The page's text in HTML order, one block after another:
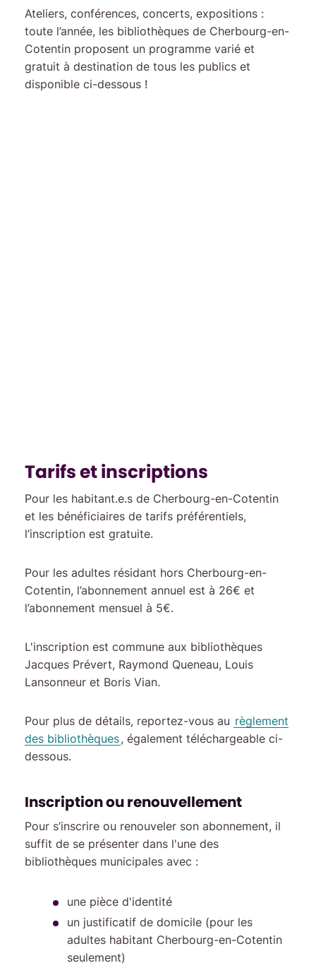
Ateliers, conférences, concerts, expositions :
toute l’année, les bibliothèques de Cherbourg-en-
Cotentin proposent un programme varié et
gratuit à destination de tous les publics et
disponible ci-dessous !
Tarifs et inscriptions
Pour les habitant.e.s de Cherbourg-en-Cotentin
et les bénéficiaires de tarifs préférentiels,
l’inscription est gratuite.
Pour les adultes résidant hors Cherbourg-en-
Cotentin, l’abonnement annuel est à 26€ et
l’abonnement mensuel à 5€.
L'inscription est commune aux bibliothèques
Jacques Prévert, Raymond Queneau, Louis
Lansonneur et Boris Vian.
Pour plus de détails, reportez-vous au règlement
des bibliothèques, également téléchargeable ci-
dessous.
Inscription ou renouvellement
Pour s’inscrire ou renouveler son abonnement, il
suffit de se présenter dans l'une des
bibliothèques municipales avec :
une pièce d'identité
un justificatif de domicile (pour les
adultes habitant Cherbourg-en-Cotentin
seulement)